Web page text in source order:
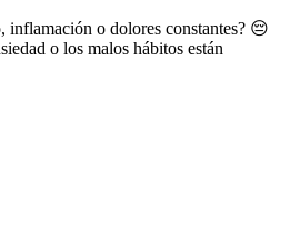
inflamación o dolores constantes? 😔
o los malos hábitos están